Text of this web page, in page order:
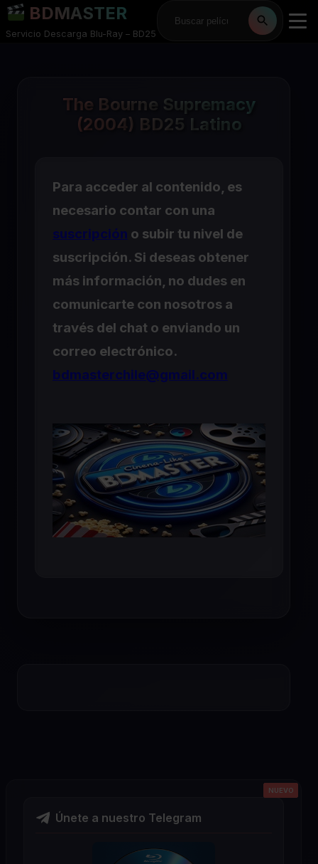
BDMASTER
Servicio Descarga Blu-Ray – BD25
The Bourne Supremacy
(2004) BD25 Latino
Para acceder al contenido, es
necesario contar con una
suscripción o subir tu nivel de
suscripción. Si deseas obtener
más información, no dudes en
comunicarte con nosotros a
través del chat o enviando un
correo electrónico.
bdmasterchile@gmail.com
Únete a nuestro Telegram
NUEVO
NUEVO
NUEVO
NUEVO
NUEVO